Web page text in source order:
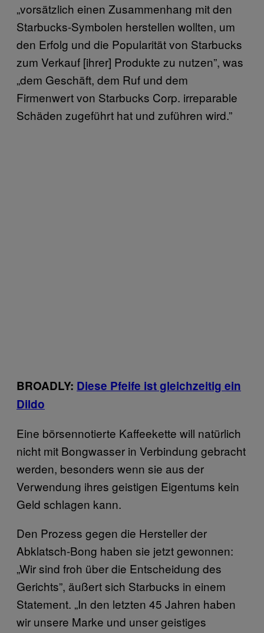
„vorsätzlich einen Zusammenhang mit den
Starbucks-Symbolen herstellen wollten, um
den Erfolg und die Popularität von Starbucks
zum Verkauf [ihrer] Produkte zu nutzen”, was
„dem Geschäft, dem Ruf und dem
Firmenwert von Starbucks Corp. irreparable
Schäden zugeführt hat und zuführen wird.”
BROADLY: Diese Pfeife ist gleichzeitig ein
Dildo
Eine börsennotierte Kaffeekette will natürlich
nicht mit Bongwasser in Verbindung gebracht
werden, besonders wenn sie aus der
Verwendung ihres geistigen Eigentums kein
Geld schlagen kann.
Den Prozess gegen die Hersteller der
Abklatsch-Bong haben sie jetzt gewonnen:
„Wir sind froh über die Entscheidung des
Gerichts”, äußert sich Starbucks in einem
Statement. „In den letzten 45 Jahren haben
wir unsere Marke und unser geistiges